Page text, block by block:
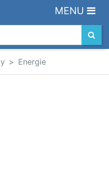
MENU
Energie